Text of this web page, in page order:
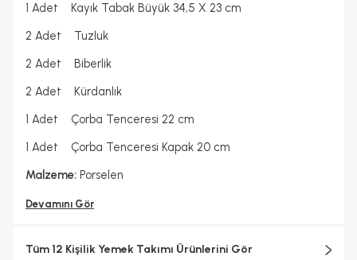
1 Adet Kayık Tabak Büyük 34,5 X 23 cm
2 Adet Tuzluk
2 Adet Biberlik
2 Adet Kürdanlık
1 Adet Çorba Tenceresi 22 cm
1 Adet Çorba Tenceresi Kapak 20 cm
Malzeme: Porselen
Devamını Gör
Tüm 12 Kişilik Yemek Takımı Ürünlerini Gör